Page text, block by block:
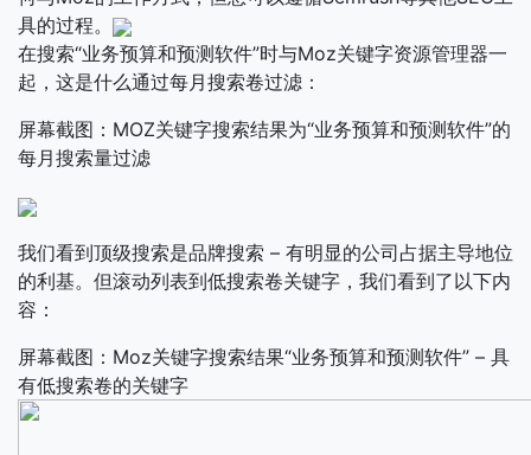
具的过程。
在搜索“业务预算和预测软件”时与Moz关键字资源管理器一
起，这是什么通过每月搜索卷过滤：
屏幕截图：MOZ关键字搜索结果为“业务预算和预测软件”的
每月搜索量过滤
我们看到顶级搜索是品牌搜索 – 有明显的公司占据主导地位
的利基。但滚动列表到低搜索卷关键字，我们看到了以下内
容：
屏幕截图：Moz关键字搜索结果“业务预算和预测软件” – 具
有低搜索卷的关键字